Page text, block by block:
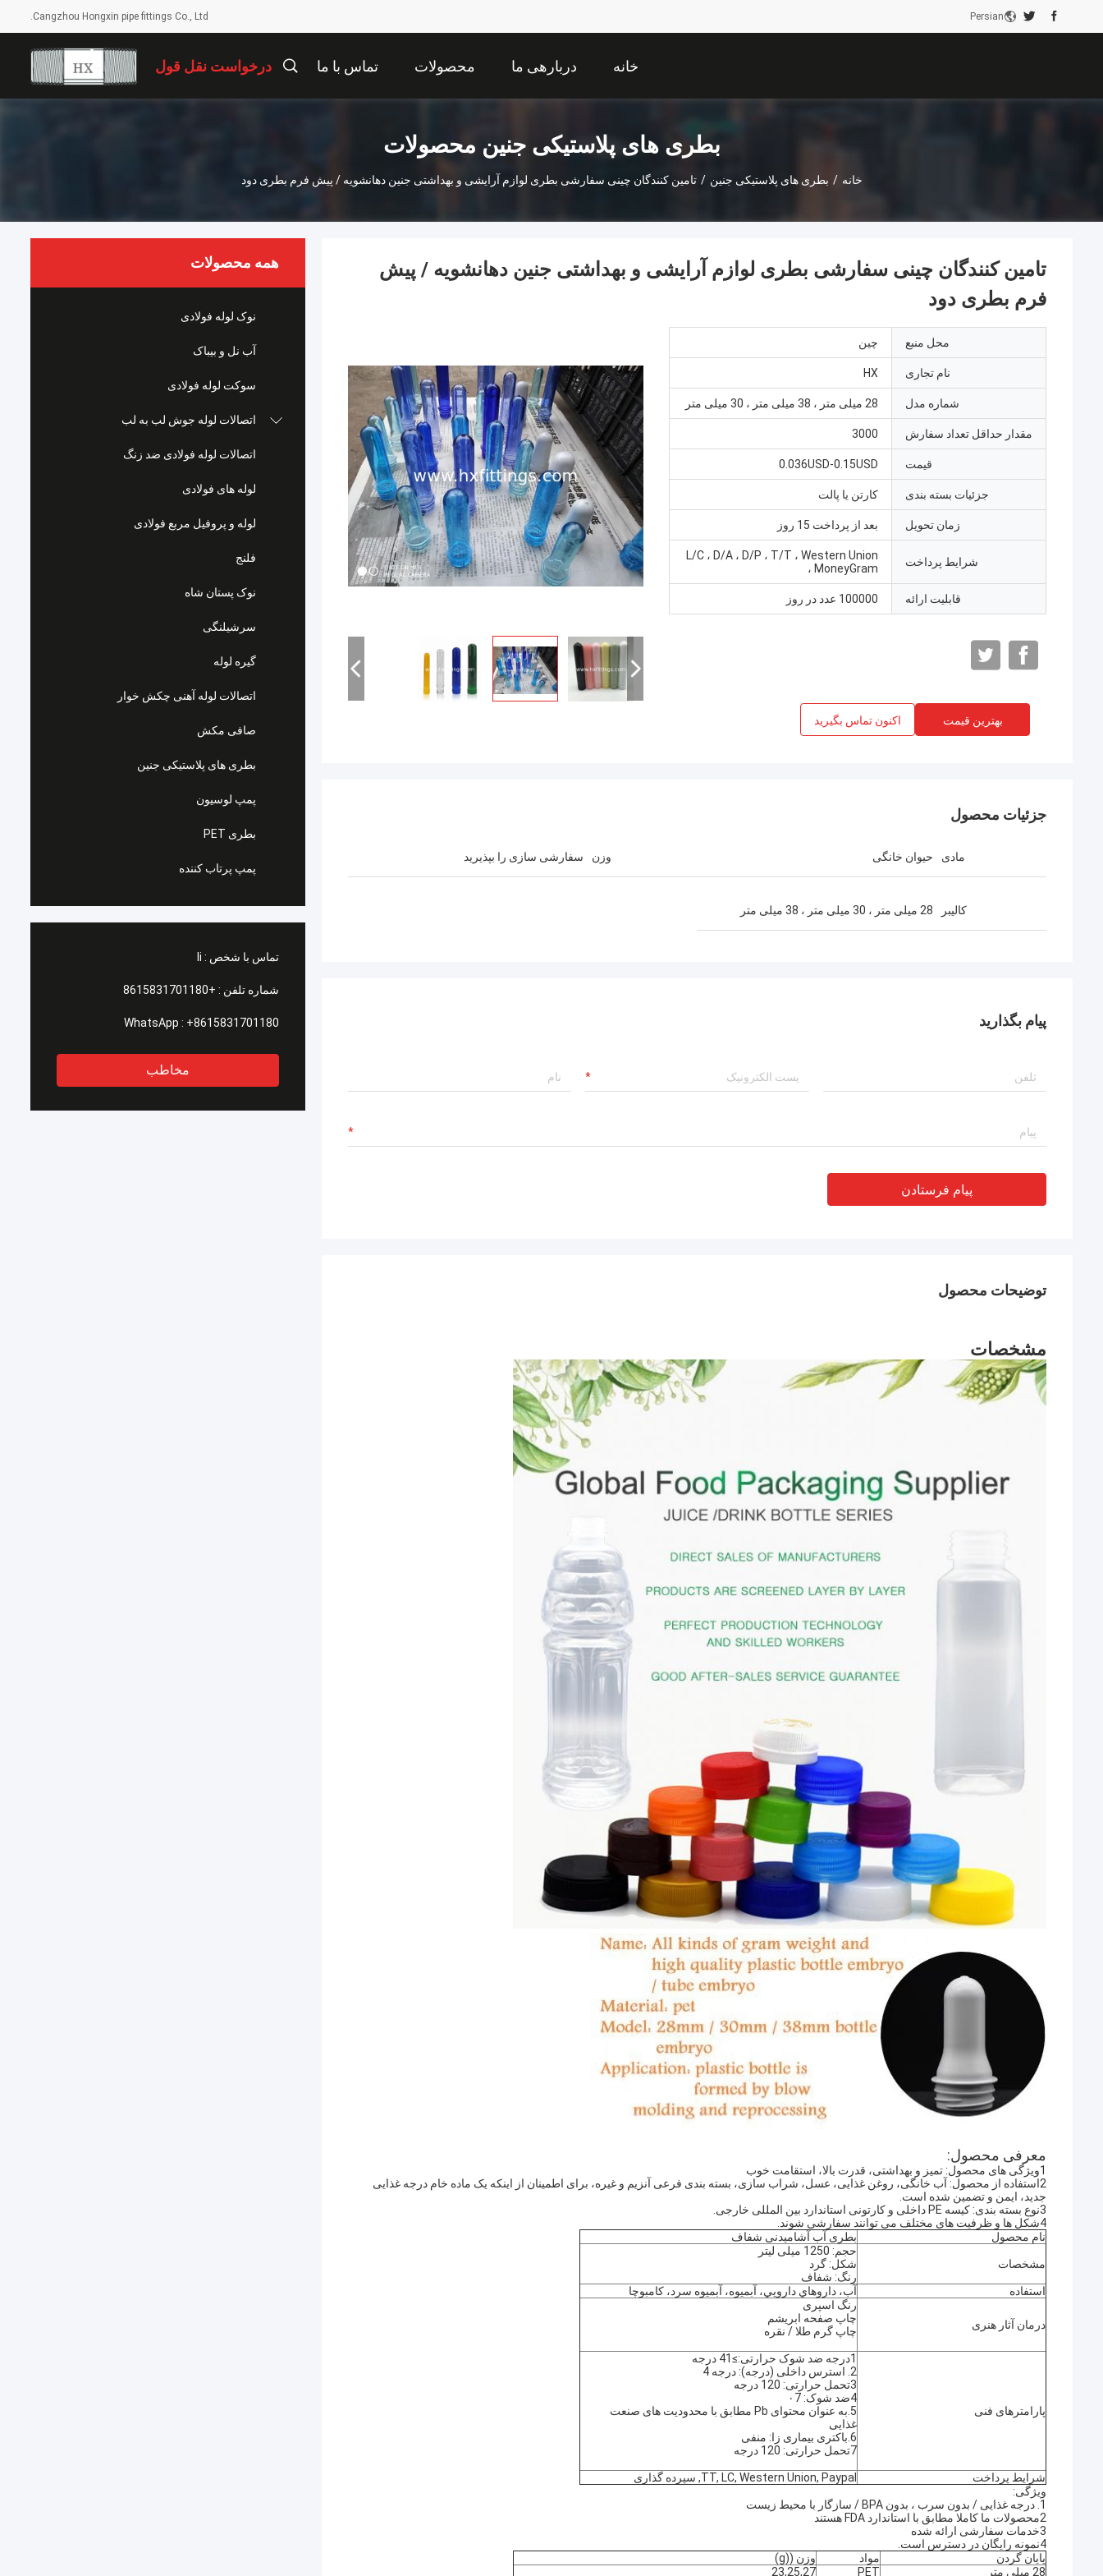
Cangzhou Hongxin pipe fittings Co., Ltd. Persian
خانه دربارهی ما محصولات تماس با ما درخواست نقل قول
بطری های پلاستیکی جنین محصولات
خانه / بطری های پلاستیکی جنین / تامین کنندگان چینی سفارشی بطری لوازم آرایشی و بهداشتی جنین دهانشویه / پیش فرم بطری دود
همه محصولات
نوک لوله فولادی
آب نل و بيباک
سوکت لوله فولادی
اتصالات لوله جوش لب به لب
اتصالات لوله فولادی ضد زنگ
لوله های فولادی
لوله و پروفیل مربع فولادی
فلنج
نوک پستان شاه
سرشیلنگی
گیره لوله
اتصالات لوله آهنی چکش خوار
صافی مکش
بطری های پلاستیکی جنین
پمپ لوسیون
بطری PET
پمپ پرتاب کننده
تماس با شخص : li
شماره تلفن : +8615831701180
WhatsApp : +8615831701180
مخاطب
تامین کنندگان چینی سفارشی بطری لوازم آرایشی و بهداشتی جنین دهانشویه / پیش
فرم بطری دود
محل منبع چین
نام تجاری HX
شماره مدل 28 میلی متر ، 38 میلی متر ، 30 میلی متر
مقدار حداقل تعداد سفارش 3000
قیمت 0.036USD-0.15USD
جزئیات بسته بندی کارتن یا پالت
زمان تحویل بعد از پرداخت 15 روز
شرایط پرداخت
L/C ، D/A ، D/P ، T/T ، Western Union
، MoneyGram
قابلیت ارائه 100000 عدد در روز
بهترین قیمت اکنون تماس بگیرید
جزئیات محصول
مادی حیوان خانگی وزن سفارشی سازی را بپذیرید
کالیبر 28 میلی متر ، 30 میلی متر ، 38 میلی متر
پیام بگذارید
پیام فرستادن
توضیحات محصول
مشخصات
معرفی محصول:
1ویژگی های محصول: تمیز و بهداشتی، قدرت بالا، استقامت خوب
2استفاده از محصول: آب خانگی، روغن غذایی، عسل، شراب سازی، بسته بندی فرعی آنزیم و غیره، برای اطمینان از اینکه یک ماده خام درجه غذایی
جدید، ایمن و تضمین شده است.
3نوع بسته بندی: کیسه PE داخلی و کارتونی استاندارد بین المللی خارجی.
4شکل ها و ظرفیت های مختلف می توانند سفارشی شوند.
نام محصول
بطری آب آشامیدنی شفاف
مشخصات
حجم: 1250 میلی لیتر
شکل: گرد
رنگ: شفاف
استفاده
آب، داروهاي دارويي، آبميوه، آبميوه سرد، کامبوچا
درمان آثار هنری
رنگ اسپری
چاپ صفحه ابریشم
چاپ گرم طلا / نقره
پارامترهای فنی
1درجه ضد شوک حرارتی:≥41 درجه
2. استرس داخلی (درجه): درجه 4
3تحمل حرارتی: 120 درجه
4ضد شوک: ۰7
5.به عنوان محتوای Pb مطابق با محدودیت های صنعت
غذایی
6.باکتری بیماری زا: منفی
7تحمل حرارتی: 120 درجه
شرایط پرداخت
TT, LC, Western Union, Paypal, سپرده گذاری
ویژگی:
1. درجه غذایی / بدون سرب ، بدون BPA / سازگار با محیط زیست
2محصولات ما کاملا مطابق با استاندارد FDA هستند
3خدمات سفارشی ارائه شده
4نمونه رایگان در دسترس است.
پایان گردن
مواد
وزن ((g)
28 میلی متر
PET
23,25,27